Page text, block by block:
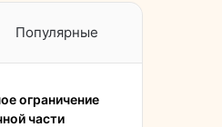
Популярные
ограничение
части